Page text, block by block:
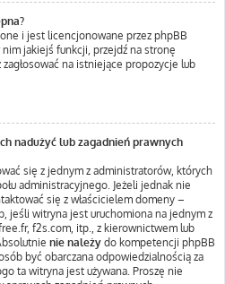
i jest licencjonowane przez phpBB
nim jakiejś funkcji, przejdź na stronę
zagłosować na istniejące propozycje lub
nadużyć lub zagadnień prawnych
się z jednym z administratorów, których
administracyjnego. Jeżeli jednak nie
się z właścicielem domeny –
jeśli witryna jest uruchomiona na jednym z
f2s.com, itp., z kierownictwem lub
nie należy do kompetencji phpBB
być obarczana odpowiedzialnością za
ta witryna jest używana. Proszę nie